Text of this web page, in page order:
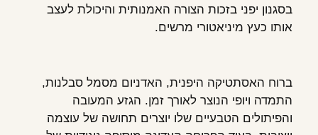
בסגנון יפני בזכות הצורה האמנותית והיכולת לעצב
אותו כעץ מיניאטורי מרשים.
ברוח האסתטיקה היפנית, האדניום מסמל סבלנות,
התמדה ויופי הנוצר לאורך זמן. הגזע המעובה
והפיתולים הטבעיים שלו יוצרים תחושה של עוצמה